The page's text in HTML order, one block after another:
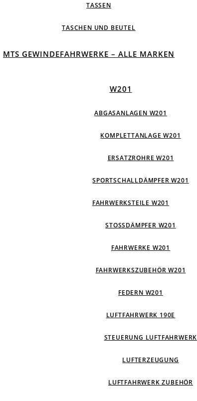
TASSEN
TASCHEN UND BEUTEL
MTS GEWINDEFAHRWERKE – ALLE MARKEN
W201
ABGASANLAGEN W201
KOMPLETTANLAGE W201
ERSATZROHRE W201
SPORTSCHALLDÄMPFER W201
FAHRWERKSTEILE W201
STOSSDÄMPFER W201
FAHRWERKE W201
FAHRWERKSZUBEHÖR W201
FEDERN W201
LUFTFAHRWERK 190E
STEUERUNG LUFTFAHRWERK
LUFTERZEUGUNG
LUFTFAHRWERK ZUBEHÖR